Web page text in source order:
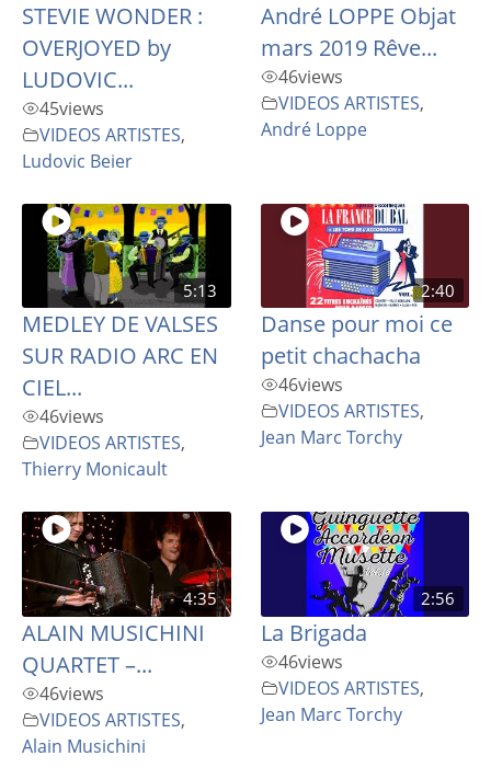
STEVIE WONDER :
OVERJOYED by
LUDOVIC...
45views
VIDEOS ARTISTES,
Ludovic Beier
André LOPPE Objat
mars 2019 Rêve...
46views
VIDEOS ARTISTES,
André Loppe
5:13
MEDLEY DE VALSES
SUR RADIO ARC EN
CIEL...
46views
VIDEOS ARTISTES,
Thierry Monicault
2:40
Danse pour moi ce
petit chachacha
46views
VIDEOS ARTISTES,
Jean Marc Torchy
4:35
ALAIN MUSICHINI
QUARTET –...
46views
VIDEOS ARTISTES,
Alain Musichini
2:56
La Brigada
46views
VIDEOS ARTISTES,
Jean Marc Torchy